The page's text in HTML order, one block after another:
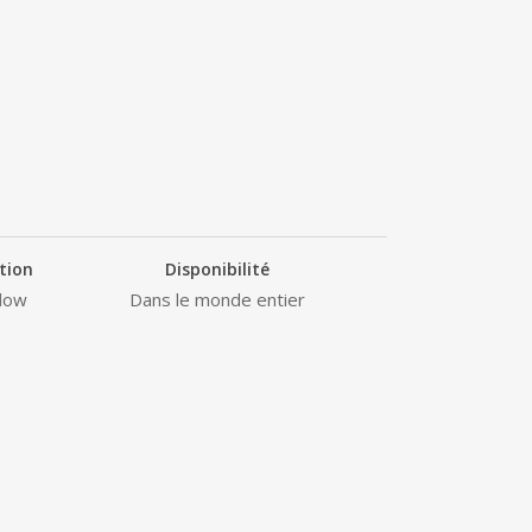
Disponibilité
Dans le monde entier